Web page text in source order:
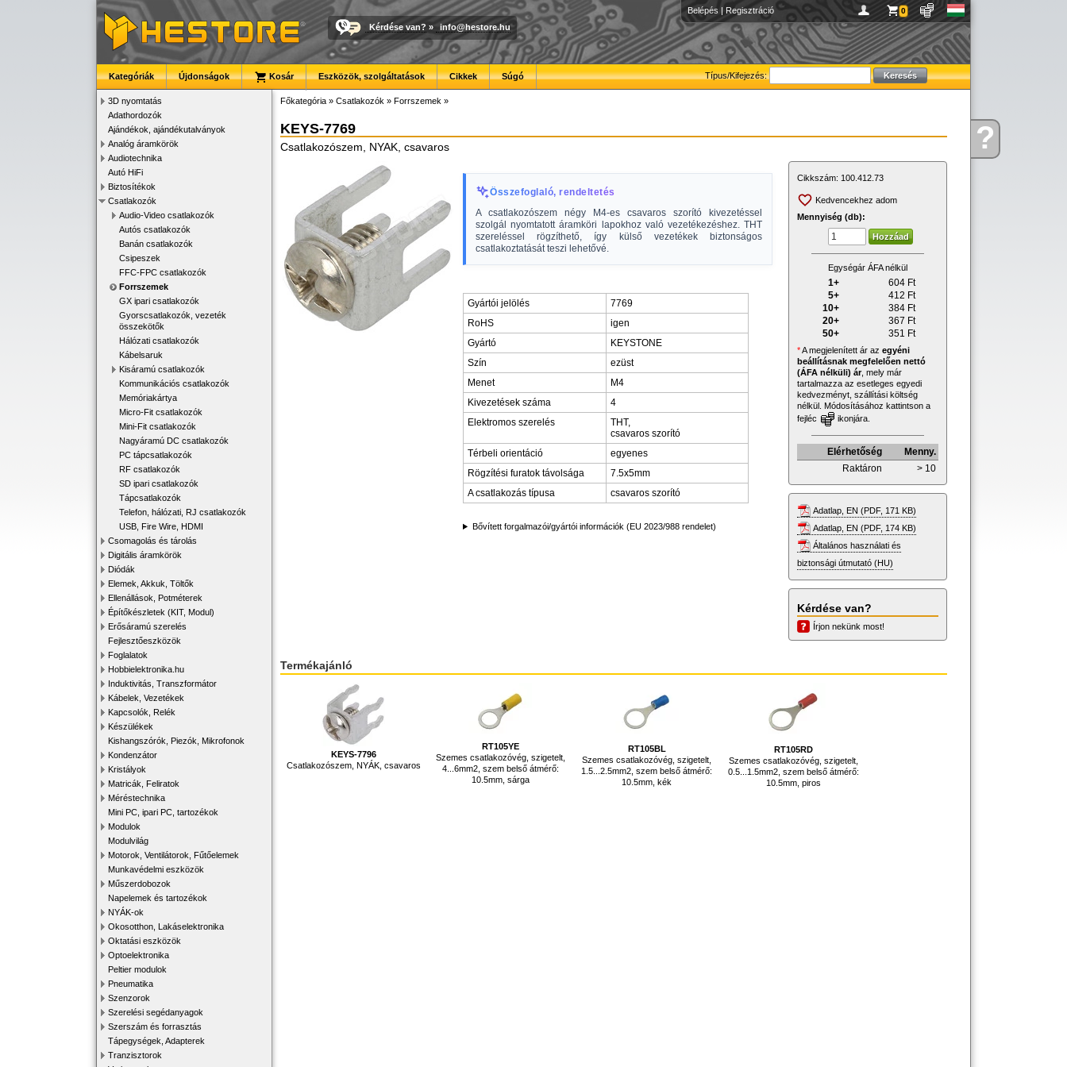
Kérdése?
Belépés | Regisztráció 0
Kérdése van? » info@hestore.hu
Típus/Kifejezés:
Kategóriák Újdonságok Kosár Eszközök, szolgáltatások Cikkek Súgó
3D nyomtatás
Adathordozók
Ajándékok, ajándékutalványok
Analóg áramkörök
Audiotechnika
Autó HiFi
Biztosítékok
Csatlakozók
Audio-Video csatlakozók
Autós csatlakozók
Banán csatlakozók
Csipeszek
FFC-FPC csatlakozók
Forrszemek
GX ipari csatlakozók
Gyorscsatlakozók, vezeték
összekötők
Hálózati csatlakozók
Kábelsaruk
Kisáramú csatlakozók
Kommunikációs csatlakozók
Memóriakártya
Micro-Fit csatlakozók
Mini-Fit csatlakozók
Nagyáramú DC csatlakozók
PC tápcsatlakozók
RF csatlakozók
SD ipari csatlakozók
Tápcsatlakozók
Telefon, hálózati, RJ csatlakozók
USB, Fire Wire, HDMI
Csomagolás és tárolás
Digitális áramkörök
Diódák
Elemek, Akkuk, Töltők
Ellenállások, Potméterek
Építőkészletek (KIT, Modul)
Erősáramú szerelés
Fejlesztőeszközök
Foglalatok
Hobbielektronika.hu
Induktivitás, Transzformátor
Kábelek, Vezetékek
Kapcsolók, Relék
Készülékek
Kishangszórók, Piezók, Mikrofonok
Kondenzátor
Kristályok
Matricák, Feliratok
Méréstechnika
Mini PC, ipari PC, tartozékok
Modulok
Modulvilág
Motorok, Ventilátorok, Fűtőelemek
Munkavédelmi eszközök
Műszerdobozok
Napelemek és tartozékok
NYÁK-ok
Okosotthon, Lakáselektronika
Oktatási eszközök
Optoelektronika
Peltier modulok
Pneumatika
Szenzorok
Szerelési segédanyagok
Szerszám és forrasztás
Tápegységek, Adapterek
Tranzisztorok
Főkategória » Csatlakozók » Forrszemek »
KEYS-7769
Csatlakozószem, NYAK, csavaros
Összefoglaló, rendeltetés
A csatlakozószem négy M4-es csavaros szorító kivezetéssel
szolgál nyomtatott áramköri lapokhoz való vezetékezéshez. THT
szereléssel rögzíthető, így külső vezetékek biztonságos
csatlakoztatását teszi lehetővé.
Gyártói jelölés
7769
RoHS
igen
Gyártó
KEYSTONE
Szín
ezüst
Menet
M4
Kivezetések száma
4
Elektromos szerelés
THT,
csavaros szorító
Térbeli orientáció
egyenes
Rögzítési furatok távolsága
7.5x5mm
A csatlakozás típusa
csavaros szorító
Bővített forgalmazói/gyártói információk (EU 2023/988 rendelet)
Cikkszám: 100.412.73
Kedvencekhez adom
Mennyiség (db):
Egységár ÁFA nélkül
1+ 604 Ft
5+
412 Ft
10+
384 Ft
20+
367 Ft
50+
351 Ft
*A megjelenített ár az egyéni
beállításnak megfelelően nettó
(ÁFA nélküli) ár, mely már
tartalmazza az esetleges egyedi
kedvezményt, szállítási költség
nélkül. Módosításához kattintson a
fejléc
ikonjára.
Elérhetőség
Menny.
Raktáron
> 10
Adatlap, EN (PDF, 171 KB)
Adatlap, EN (PDF, 174 KB)
Általános használati és
biztonsági útmutató (HU)
Kérdése van?
Írjon nekünk most!
Termékajánló
KEYS-7796
Csatlakozószem, NYÁK, csavaros
RT105YE
Szemes csatlakozóvég, szigetelt,
4...6mm2, szem belső átmérő:
10.5mm, sárga
RT105BL
Szemes csatlakozóvég, szigetelt,
1.5...2.5mm2, szem belső átmérő:
10.5mm, kék
RT105RD
Szemes csatlakozóvég, szigetelt,
0.5...1.5mm2, szem belső átmérő:
10.5mm, piros